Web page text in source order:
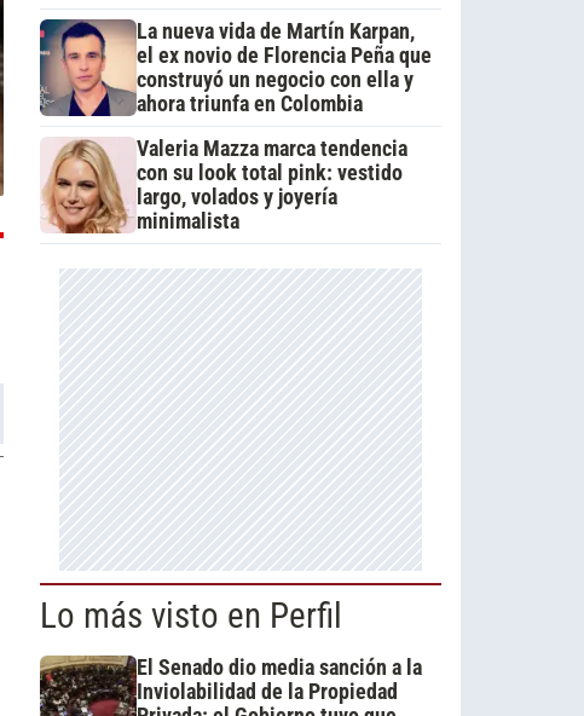
La nueva vida de Martín Karpan,
el ex novio de Florencia Peña que
construyó un negocio con ella y
ahora triunfa en Colombia
Valeria Mazza marca tendencia
con su look total pink: vestido
largo, volados y joyería
minimalista
Lo más visto en Perfil
El Senado dio media sanción a la
Inviolabilidad de la Propiedad